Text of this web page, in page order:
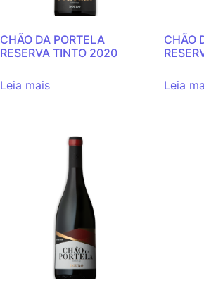
CHÃO DA PORTELA
RESERVA TINTO 2020
Leia mais
CHÃO
Leia